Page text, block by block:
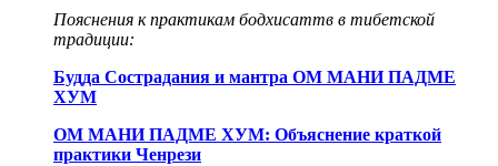
Пояснения к практикам бодхисаттв в тибетской
традиции:
Будда Сострадания и мантра ОМ МАНИ ПАДМЕ
ХУМ
ОМ МАНИ ПАДМЕ ХУМ: Объяснение краткой
практики Ченрези